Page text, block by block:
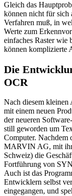
Gleich das
können nicht für sich
Verfahren muß, in
Werte zum
einfaches Raster wie
können komplizierte
Die
OCR
Nach diesem
mit einem neuen
der neueren
still geworden um
Computer. Nachdem
MARVIN AG, mit
Schweiz) die
Fortführung von
Auch ist das
Entwicklern selbst
eingegangen, und